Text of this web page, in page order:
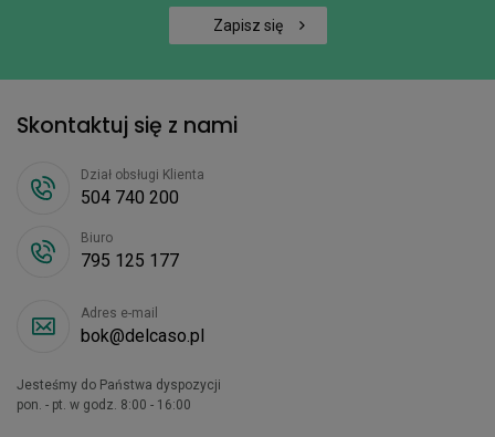
Zapisz się
Skontaktuj się z nami
Dział obsługi Klienta
504 740 200
Biuro
795 125 177
Adres e-mail
bok@delcaso.pl
Jesteśmy do Państwa dyspozycji
pon. - pt. w godz. 8:00 - 16:00